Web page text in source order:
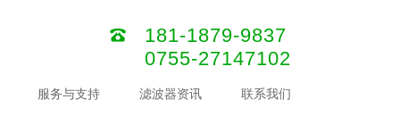
181-1879-9837
0755-27147102
服务与支持 滤波器资讯 联系我们